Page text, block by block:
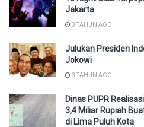
Jakarta
3 TAHUN AGO
Julukan Presiden
Jokowi
3 TAHUN AGO
Dinas PUPR
3,4 Miliar Rupiah
di Lima Puluh Kota